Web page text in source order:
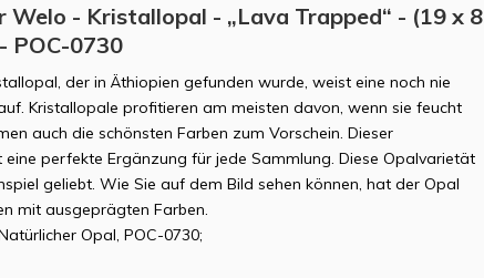
Welo - Kristallopal - „Lava Trapped“ - (19 x 8
POC-0730
der in Äthiopien gefunden wurde, weist eine noch nie
Kristallopale profitieren am meisten davon, wenn sie feucht
auch die schönsten Farben zum Vorschein. Dieser
eine perfekte Ergänzung für jede Sammlung. Diese Opalvarietät
geliebt. Wie Sie auf dem Bild sehen können, hat der Opal
mit ausgeprägten Farben.
Opal, POC-0730;